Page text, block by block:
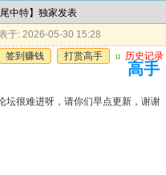
中特】独家发表
于: 2026-05-30 15:28
签到赚钱
打赏高手 u 历史记录
高手
坛很难进呀，请你们早点更新，谢谢